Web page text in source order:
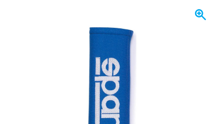
Spedito entro 1-2 giorni
Aggiungi al Carrello
Ordina ora, spedito entro 1-2 giorni